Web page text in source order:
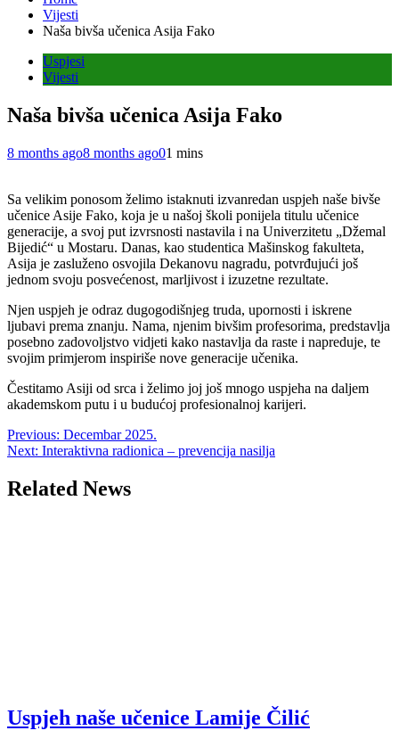
Vijesti
Naša bivša učenica Asija Fako
Uspjesi
Vijesti
Naša bivša učenica Asija Fako
8 months ago8 months ago01 mins
Sa velikim ponosom želimo istaknuti izvanredan uspjeh naše bivše
učenice Asije Fako, koja je u našoj školi ponijela titulu učenice
generacije, a svoj put izvrsnosti nastavila i na Univerzitetu „Džemal
Bijedić“ u Mostaru. Danas, kao studentica Mašinskog fakulteta,
Asija je zasluženo osvojila Dekanovu nagradu, potvrđujući još
jednom svoju posvećenost, marljivost i izuzetne rezultate.
Njen uspjeh je odraz dugogodišnjeg truda, upornosti i iskrene
ljubavi prema znanju. Nama, njenim bivšim profesorima, predstavlja
posebno zadovoljstvo vidjeti kako nastavlja da raste i napreduje, te
svojim primjerom inspiriše nove generacije učenika.
Čestitamo Asiji od srca i želimo joj još mnogo uspjeha na daljem
akademskom putu i u budućoj profesionalnoj karijeri.
Post
navigation
Previous: Decembar 2025.
Next: Interaktivna radionica – prevencija nasilja
Related News
Uspjeh naše učenice Lamije Čilić